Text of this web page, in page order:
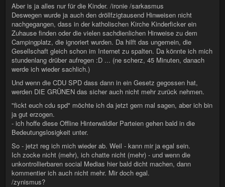
Aber is ja alles nur für die Kinder. /ironie /sarkasmus
Deswegen wurde ja auch den dröllfzigtausend Hinweisen nicht
nachgegangen, dass in der katholischen Kirche Kinderficker ein
Zuhause finden oder die vielen sachdienlichen Hinweise zu dem
Campingplatz, die ignoriert wurden. Da hilft das ungemein, die
Gesellschaft gleich schon im Internet zu spalten. Da könnte ich mich
stundenlang drüber aufregen :D ... (ne scherz, 45 Minuten, danach
werde ich wieder sachlich.)
Und wenn die CDU SPD dass dann in ein Gesetz gegossen hat,
werden DIE GRÜNEN das sicher auch nicht mehr zurück nehmen.
"fickt euch cdu spd" möchte ich da jetzt gern mal sagen, aber ich bin
ja gut erzogen.
- ich hoffe diese Offline Hinterwäldler Parteien gehen bald in die
Bedeutungslosigkeit unter.
So - jetzt reg ich mich wieder ab. Weil - kann mir ja egal sein.
Ich zocke nicht (mehr), ich chatte nicht (mehr) - und wenn die
unkontrollierbaren social Medias hier bald dicht machen, dann
kommentier ich auch nicht mehr. Mir doch egal.
/zynismus?